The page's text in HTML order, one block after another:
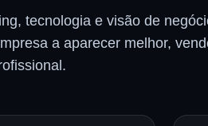
tecnologia e visão de
a aparecer melhor,